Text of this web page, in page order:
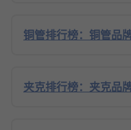
铜管排行榜：铜管品
夹克排行榜：夹克品